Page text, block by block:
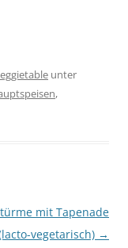
unter
,
mit Tapenade
vegetarisch) →